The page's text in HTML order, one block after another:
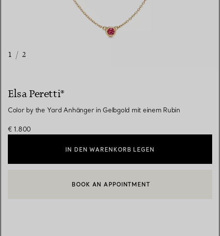
1 / 2
Elsa Peretti®
Color by the Yard Anhänger in Gelbgold mit einem Rubin
€ 1.800
IN DEN WARENKORB LEGEN
EINEN KUNDENBERATER KONTAKTIEREN ODER EINEN
BOOK AN APPOINTMENT